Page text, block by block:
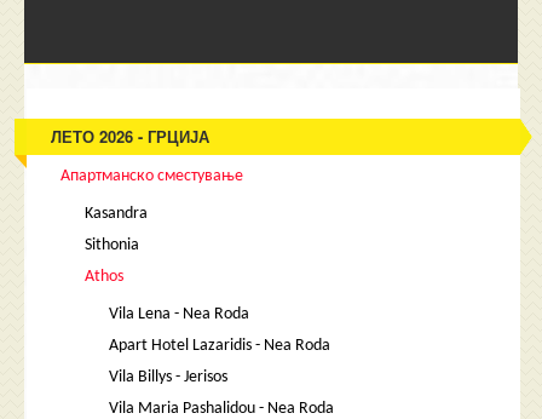
ЛЕТО 2026 - ГРЦИЈА
Апартманско сместување
Kasandra
Sithonia
Athos
Vila Lena - Nea Roda
Apart Hotel Lazaridis - Nea Roda
Vila Billys - Jerisos
Vila Maria Pashalidou - Nea Roda